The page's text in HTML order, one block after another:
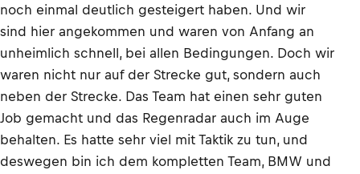
noch einmal deutlich gesteigert haben. Und wir
sind hier angekommen und waren von Anfang an
unheimlich schnell, bei allen Bedingungen. Doch wir
waren nicht nur auf der Strecke gut, sondern auch
neben der Strecke. Das Team hat einen sehr guten
Job gemacht und das Regenradar auch im Auge
behalten. Es hatte sehr viel mit Taktik zu tun, und
deswegen bin ich dem kompletten Team, BMW und